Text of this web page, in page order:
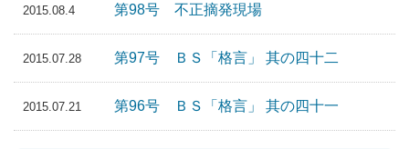
2015.08.4 第98号 不正摘発現場
2015.07.28 第97号 ＢＳ「格言」 其の四十二
2015.07.21 第96号 ＢＳ「格言」 其の四十一